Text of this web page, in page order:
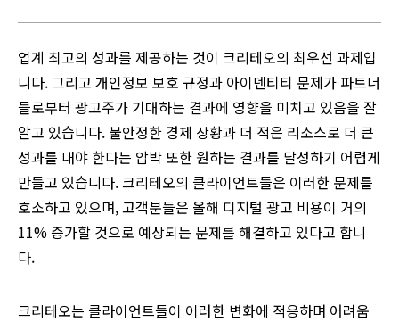
업계 최고의 성과를 제공하는 것이 크리테오의 최우선 과제입
니다. 그리고 개인정보 보호 규정과 아이덴티티 문제가 파트너
들로부터 광고주가 기대하는 결과에 영향을 미치고 있음을 잘
알고 있습니다. 불안정한 경제 상황과 더 적은 리소스로 더 큰
성과를 내야 한다는 압박 또한 원하는 결과를 달성하기 어렵게
만들고 있습니다. 크리테오의 클라이언트들은 이러한 문제를
호소하고 있으며, 고객분들은 올해 디지털 광고 비용이 거의
11% 증가할 것으로 예상되는 문제를 해결하고 있다고 합니
다.
크리테오는 클라이언트들이 이러한 변화에 적응하며 어려움